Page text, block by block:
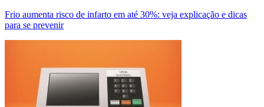
Frio aumenta risco de infarto em até 30%: veja explicação e dicas
para se prevenir